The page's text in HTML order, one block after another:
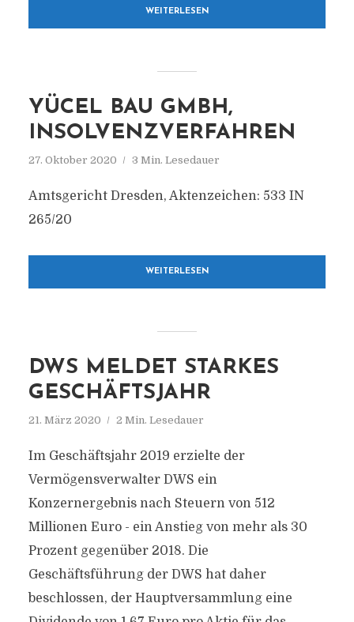
WEITERLESEN
YÜCEL BAU GMBH,
INSOLVENZVERFAHREN
27. Oktober 2020 3 Min. Lesedauer
Amtsgericht Dresden, Aktenzeichen: 533 IN
265/20
WEITERLESEN
DWS MELDET STARKES
GESCHÄFTSJAHR
21. März 2020 2 Min. Lesedauer
Im Geschäftsjahr 2019 erzielte der
Vermögensverwalter DWS ein
Konzernergebnis nach Steuern von 512
Millionen Euro - ein Anstieg von mehr als 30
Prozent gegenüber 2018. Die
Geschäftsführung der DWS hat daher
beschlossen, der Hauptversammlung eine